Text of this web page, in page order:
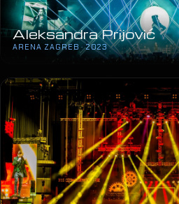
Aleksandra Prijović
ARENA ZAGREB · 2023